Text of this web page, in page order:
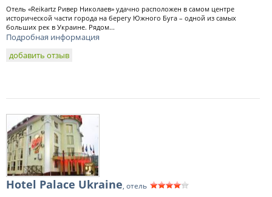
Отель «Reikartz Ривер Николаев» удачно расположен в самом центре
исторической части города на берегу Южного Буга – одной из самых
больших рек в Украине. Рядом...
Подробная информация
добавить отзыв
Hotel Palace Ukraine, отель